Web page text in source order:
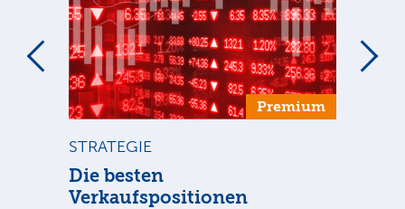
Premium
STRATEGIE
Die besten
Verkaufspositionen